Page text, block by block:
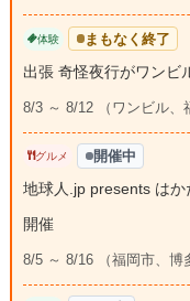
体験 まもなく終了
出張 奇怪夜行がワンビ
8/3 ～ 8/12 （ワンビル、
グルメ 開催中
地球人.jp presents は
開催
8/5 ～ 8/16 （福岡市、博